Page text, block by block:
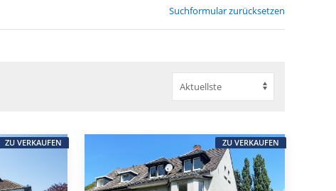
Suchformular zurücksetzen
ZU VERKAUFEN ZU VERKAUFEN